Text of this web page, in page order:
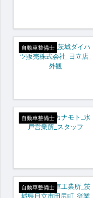
自動車整備士
自動車整備士
自動車整備士